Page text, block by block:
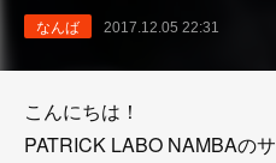
なんば 2017.12.05 22:31
こんにちは！
PATRICK LABO NAMBAのサ